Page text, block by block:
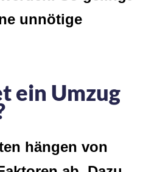
unnötige
ein Umzug
hängen von